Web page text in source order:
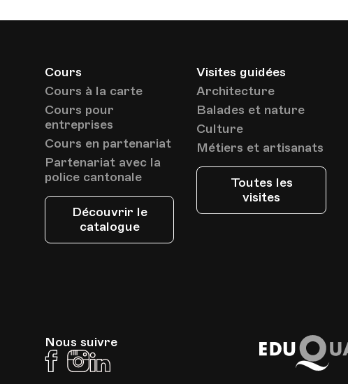
Cours
Cours à la carte
Cours pour
entreprises
Cours en partenariat
Partenariat avec la
police cantonale
Découvrir le
catalogue
Visites guidées
Architecture
Balades et nature
Culture
Métiers et artisanats
Toutes les
visites
Nous suivre
FacebookInstagram